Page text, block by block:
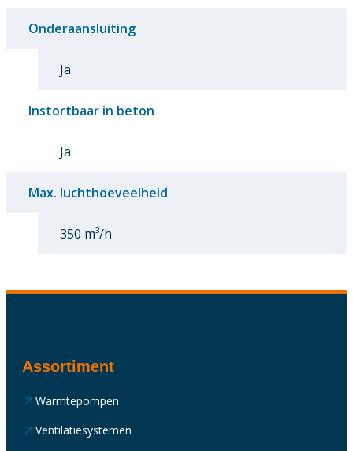
Onderaansluiting
Ja
Instortbaar in beton
Ja
Max. luchthoeveelheid
350 m³/h
Assortiment
Warmtepompen
Ventilatiesystemen